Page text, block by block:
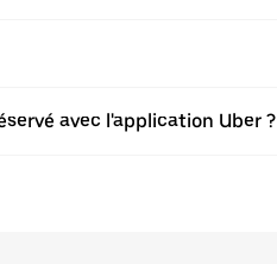
avec l'application Uber ?